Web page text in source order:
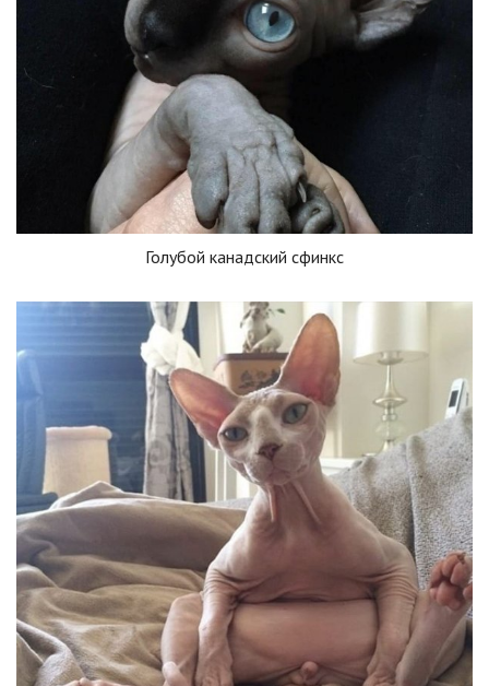
Голубой канадский сфинкс